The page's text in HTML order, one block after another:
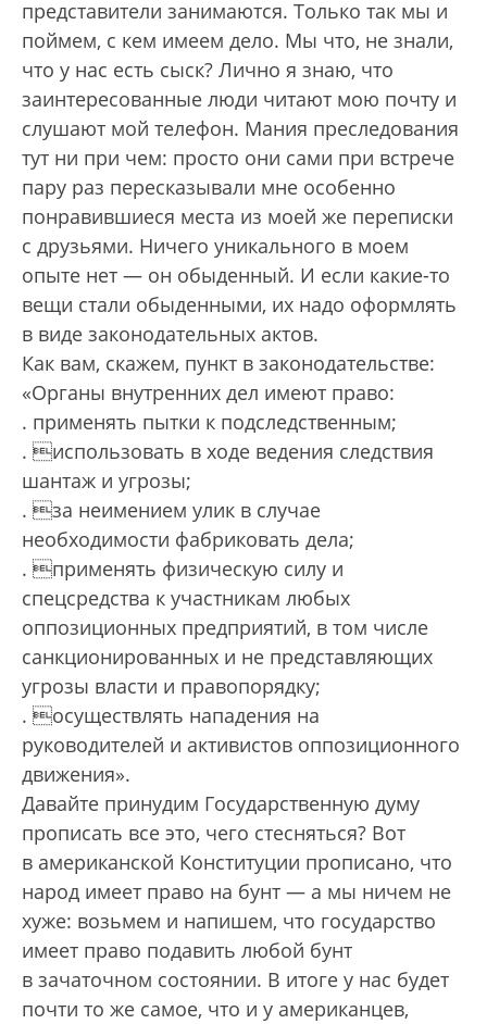
представители занимаются. Только так мы и
поймем, с кем имеем дело. Мы что, не знали,
что у нас есть сыск? Лично я знаю, что
заинтересованные люди читают мою почту и
слушают мой телефон. Мания преследования
тут ни при чем: просто они сами при встрече
пару раз пересказывали мне особенно
понравившиеся места из моей же переписки
с друзьями. Ничего уникального в моем
опыте нет — он обыденный. И если какие-то
вещи стали обыденными, их надо оформлять
в виде законодательных актов.
Как вам, скажем, пункт в законодательстве:
«Органы внутренних дел имеют право:
. применять пытки к подследственным;
. использовать в ходе ведения следствия
шантаж и угрозы;
. за неимением улик в случае
необходимости фабриковать дела;
. применять физическую силу и
спецсредства к участникам любых
оппозиционных предприятий, в том числе
санкционированных и не представляющих
угрозы власти и правопорядку;
. осуществлять нападения на
руководителей и активистов оппозиционного
движения».
Давайте принудим Государственную думу
прописать все это, чего стесняться? Вот
в американской Конституции прописано, что
народ имеет право на бунт — а мы ничем не
хуже: возьмем и напишем, что государство
имеет право подавить любой бунт
в зачаточном состоянии. В итоге у нас будет
почти то же самое, что и у американцев,